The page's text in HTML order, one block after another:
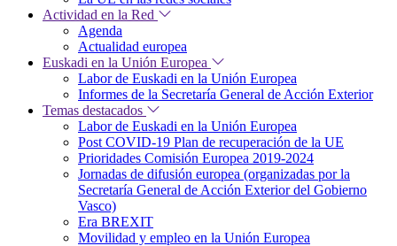
Actividad en la Red
Agenda
Actualidad europea
Euskadi en la Unión Europea
Labor de Euskadi en la Unión Europea
Informes de la Secretaría General de Acción Exterior
Temas destacados
Labor de Euskadi en la Unión Europea
Post COVID-19 Plan de recuperación de la UE
Prioridades Comisión Europea 2019-2024
Jornadas de difusión europea (organizadas por la
Secretaría General de Acción Exterior del Gobierno
Vasco)
Era BREXIT
Movilidad y empleo en la Unión Europea